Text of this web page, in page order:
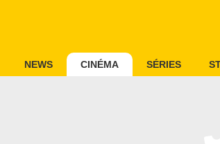
NEWS CINÉMA SÉRIES